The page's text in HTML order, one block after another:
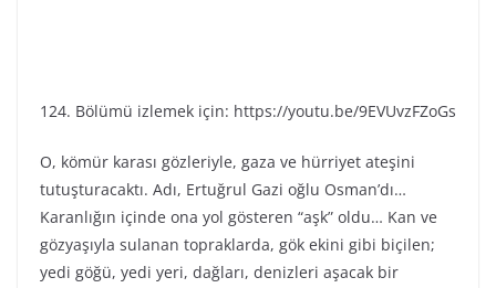
124. Bölümü izlemek için: https://youtu.be/9EVUvzFZoGs
O, kömür karası gözleriyle, gaza ve hürriyet ateşini
tutuşturacaktı. Adı, Ertuğrul Gazi oğlu Osman’dı…
Karanlığın içinde ona yol gösteren “aşk” oldu… Kan ve
gözyaşıyla sulanan topraklarda, gök ekini gibi biçilen;
yedi göğü, yedi yeri, dağları, denizleri aşacak bir